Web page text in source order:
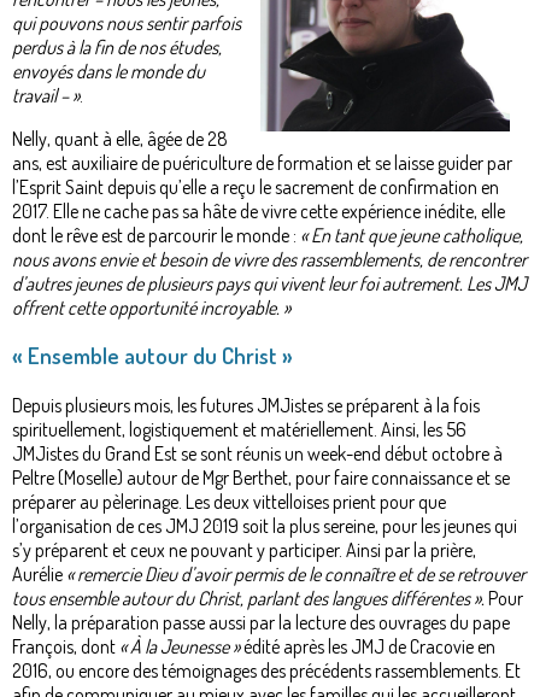
qui pouvons nous sentir parfois
perdus à la fin de nos études,
envoyés dans le monde du
travail – ».
Nelly, quant à elle, âgée de 28
ans, est auxiliaire de puériculture de formation et se laisse guider par
l’Esprit Saint depuis qu’elle a reçu le sacrement de confirmation en
2017. Elle ne cache pas sa hâte de vivre cette expérience inédite, elle
dont le rêve est de parcourir le monde : « En tant que jeune catholique,
nous avons envie et besoin de vivre des rassemblements, de rencontrer
d’autres jeunes de plusieurs pays qui vivent leur foi autrement. Les JMJ
offrent cette opportunité incroyable. »
« Ensemble autour du Christ »
Depuis plusieurs mois, les futures JMJistes se préparent à la fois
spirituellement, logistiquement et matériellement. Ainsi, les 56
JMJistes du Grand Est se sont réunis un week-end début octobre à
Peltre (Moselle) autour de Mgr Berthet, pour faire connaissance et se
préparer au pèlerinage. Les deux vittelloises prient pour que
l’organisation de ces JMJ 2019 soit la plus sereine, pour les jeunes qui
s’y préparent et ceux ne pouvant y participer. Ainsi par la prière,
Aurélie « remercie Dieu d’avoir permis de le connaître et de se retrouver
tous ensemble autour du Christ, parlant des langues différentes ».Pour
Nelly, la préparation passe aussi par la lecture des ouvrages du pape
François, dont « À la Jeunesse »édité après les JMJ de Cracovie en
2016, ou encore des témoignages des précédents rassemblements. Et